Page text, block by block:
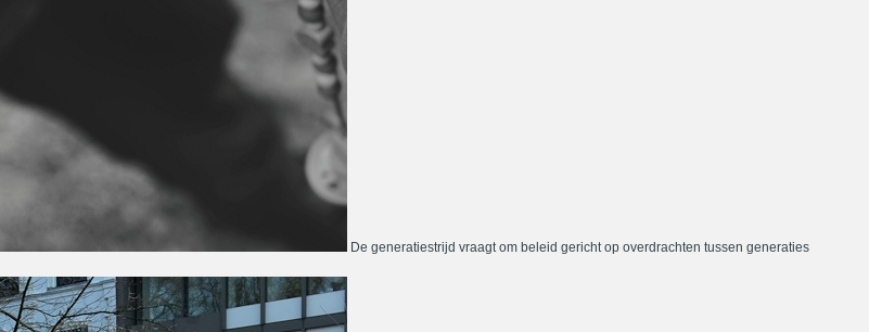
De generatiestrijd vraagt om beleid gericht op overdrachten tussen generaties